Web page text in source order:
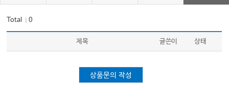
Total ｜0
제목 글쓴이 상태
상품문의 작성